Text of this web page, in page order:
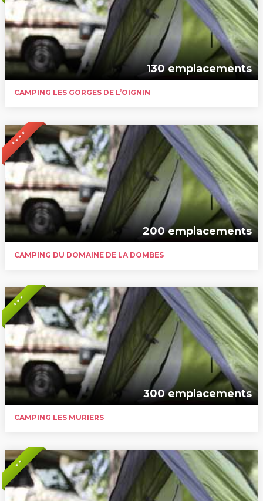
130 emplacements
CAMPING LES GORGES DE L’OIGNIN
* * * *
200 emplacements
CAMPING DU DOMAINE DE LA DOMBES
* * *
300 emplacements
CAMPING LES MÛRIERS
* *